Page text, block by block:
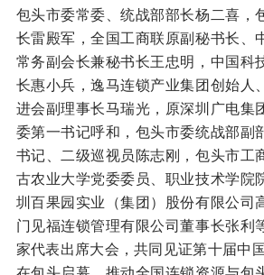
包头市委常委、统战部部长杨二喜，
长雷殿军，全国工商联原副秘书长、
常务副会长兼秘书长王忠明，中国科
长惠小兵，逸马连锁产业集团创始人
进会副理事长马瑞光，原深圳广电集
委第一书记呼和，包头市委统战部副
书记、二级巡视员陈志刚，包头市工
古农业大学党委委员、职业技术学院
圳百果园实业（集团）股份有限公司
门见福连锁管理有限公司董事长张利
家代表出席大会，共同见证第十届中